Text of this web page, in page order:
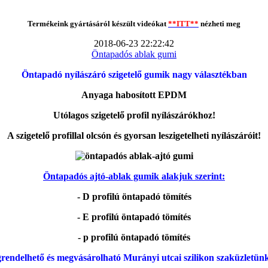
Termékeink gyártásáról készült videókat**ITT** nézheti meg
2018-06-23 22:22:42
Öntapadós ablak gumi
Öntapadó nyílászáró szigetelő gumik nagy választékban
Anyaga habosított EPDM
Utólagos szigetelő profil nyílászárókhoz!
A szigetelő profillal olcsón és gyorsan leszigetelheti nyílászáróit!
Öntapadós ajtó-ablak gumik alakjuk szerint:
- D profilú öntapadó tömítés
- E profilú öntapadó tömítés
- p profilú öntapadó tömítés
és megvásárolható Murányi utcai szilikon